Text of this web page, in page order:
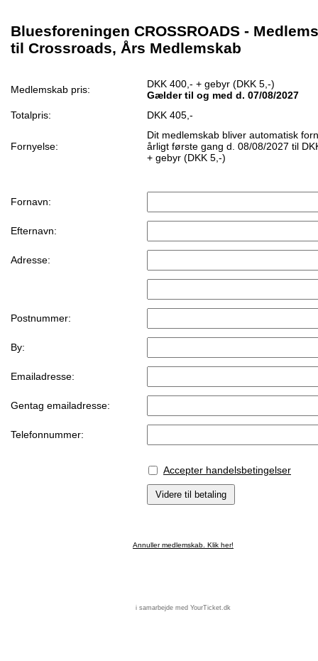
Bluesforeningen CROSSROADS -
til Crossroads, Års Medlemskab
Medlemskab pris:
DKK 400,- + gebyr (DKK 5,-)
Gælder til og med d. 07/08/2027
Totalpris:
DKK 405,-
Fornyelse:
Dit medlemskab bliver automatisk
årligt første gang d. 08/08/2027 til
+ gebyr (DKK 5,-)
Fornavn:
Efternavn:
Adresse:
Postnummer:
By:
Emailadresse:
Gentag emailadresse:
Telefonnummer:
Accepter handelsbetingelser
Annuller medlemskab. Klik her!
i samarbejde med YourTicket.dk